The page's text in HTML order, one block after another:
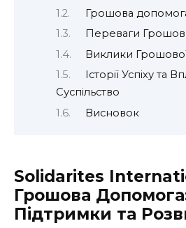
Грошова
Переваги
Виклики
Історії Успіху та
Суспільство
Висновок
Solidarites
Грошова
Підтримки та